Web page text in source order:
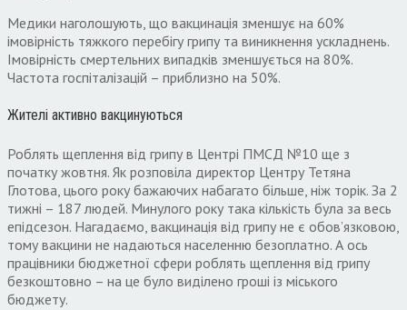
Медики наголошують, що вакцинація зменшує на 60%
імовірність тяжкого перебігу грипу та виникнення ускладнень.
Імовірність смертельних випадків зменшується на 80%.
Частота госпіталізацій – приблизно на 50%.
Жителі активно вакцинуються
Роблять щеплення від грипу в Центрі ПМСД №10 ще з
початку жовтня. Як розповіла директор Центру Тетяна
Глотова, цього року бажаючих набагато більше, ніж торік. За 2
тижні – 187 людей. Минулого року така кількість була за весь
епідсезон. Нагадаємо, вакцинація від грипу не є обов’язковою,
тому вакцини не надаються населенню безоплатно. А ось
працівники бюджетної сфери роблять щеплення від грипу
безкоштовно – на це було виділено гроші із міського
бюджету.